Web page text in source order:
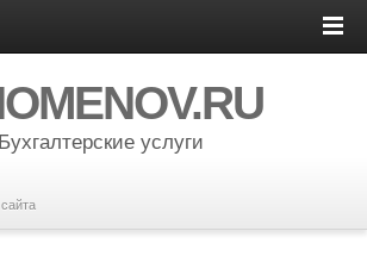
Бухгалтерские услуги